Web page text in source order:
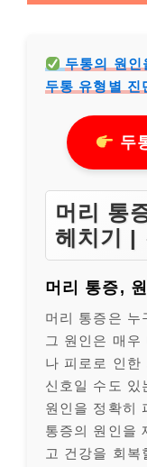
두통의 원인
두통 유형별 진
두
머리 통
헤치기 |
머리 통증,
머리 통증은 누
그 원인은 매우
나 피로로 인한
신호일 수도 있
원인을 정확히
통증의 원인을
고 건강을 회복